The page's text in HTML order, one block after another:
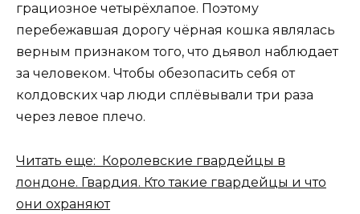
грациозное четырёхлапое. Поэтому
перебежавшая дорогу чёрная кошка являлась
верным признаком того, что дьявол наблюдает
за человеком. Чтобы обезопасить себя от
колдовских чар люди сплёвывали три раза
через левое плечо.
Читать еще: Королевские гвардейцы в
лондоне. Гвардия. Кто такие гвардейцы и что
они охраняют